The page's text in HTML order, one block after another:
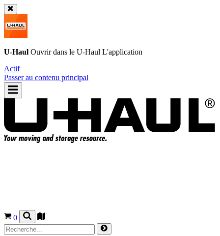
U-Haul Ouvrir dans le U-Haul L'application
Actif
Passer au contenu principal
0